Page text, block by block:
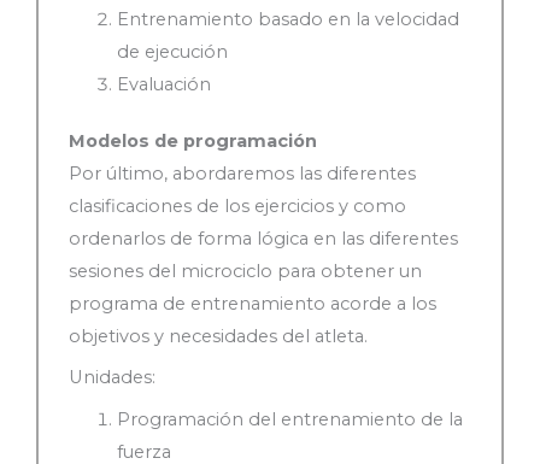
Entrenamiento basado en la velocidad
de ejecución
Evaluación
Modelos de programación
Por último, abordaremos las diferentes
clasificaciones de los ejercicios y como
ordenarlos de forma lógica en las diferentes
sesiones del microciclo para obtener un
programa de entrenamiento acorde a los
objetivos y necesidades del atleta.
Unidades:
Programación del entrenamiento de la
fuerza